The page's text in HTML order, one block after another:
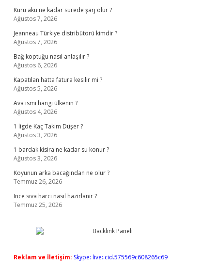
Kuru akü ne kadar sürede şarj olur ?
Ağustos 7, 2026
Jeanneau Türkiye distribütörü kimdir ?
Ağustos 7, 2026
Bağ koptuğu nasıl anlaşılır ?
Ağustos 6, 2026
Kapatılan hatta fatura kesilir mi ?
Ağustos 5, 2026
Ava ismi hangi ülkenin ?
Ağustos 4, 2026
1 ligde Kaç Takim Düşer ?
Ağustos 3, 2026
1 bardak kisira ne kadar su konur ?
Ağustos 3, 2026
Koyunun arka bacağından ne olur ?
Temmuz 26, 2026
Ince sıva harcı nasıl hazirlanir ?
Temmuz 25, 2026
Reklam ve İletişim: Skype: live:.cid.575569c608265c69